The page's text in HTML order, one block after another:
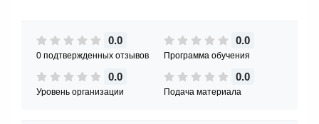
0.0
0 подтвержденных отзывов
0.0
Программа обучения
0.0
Уровень организации
0.0
Подача материала